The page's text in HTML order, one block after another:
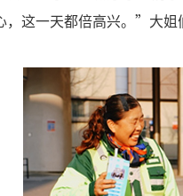
这一天都倍高兴。”大姐